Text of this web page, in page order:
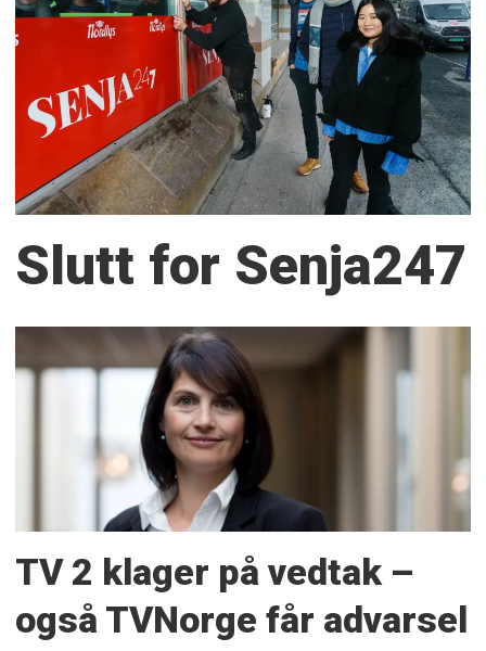
Slutt for Senja247
TV 2 klager på vedtak –
også TVNorge får advarsel